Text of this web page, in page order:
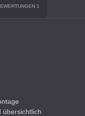
1
übersichtlich